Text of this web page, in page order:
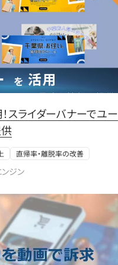
スライダーバナーでユー
直帰率・離脱率の改善
ジン